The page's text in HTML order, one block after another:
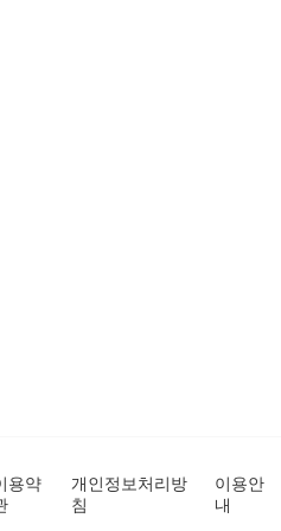
용약
개인정보처리방
침
이용안
내